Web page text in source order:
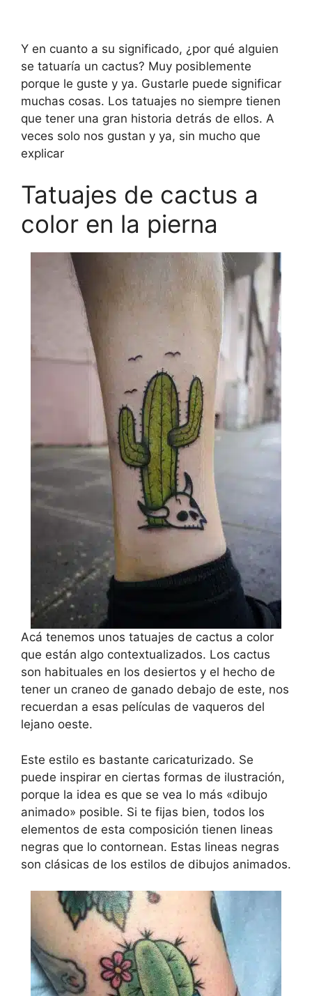
Y en cuanto a su significado, ¿por qué alguien
se tatuaría un cactus? Muy posiblemente
porque le guste y ya. Gustarle puede significar
muchas cosas. Los tatuajes no siempre tienen
que tener una gran historia detrás de ellos. A
veces solo nos gustan y ya, sin mucho que
explicar
Tatuajes de cactus a
color en la pierna
Acá tenemos unos tatuajes de cactus a color
que están algo contextualizados. Los cactus
son habituales en los desiertos y el hecho de
tener un craneo de ganado debajo de este, nos
recuerdan a esas películas de vaqueros del
lejano oeste.
Este estilo es bastante caricaturizado. Se
puede inspirar en ciertas formas de ilustración,
porque la idea es que se vea lo más «dibujo
animado» posible. Si te fijas bien, todos los
elementos de esta composición tienen lineas
negras que lo contornean. Estas lineas negras
son clásicas de los estilos de dibujos animados.